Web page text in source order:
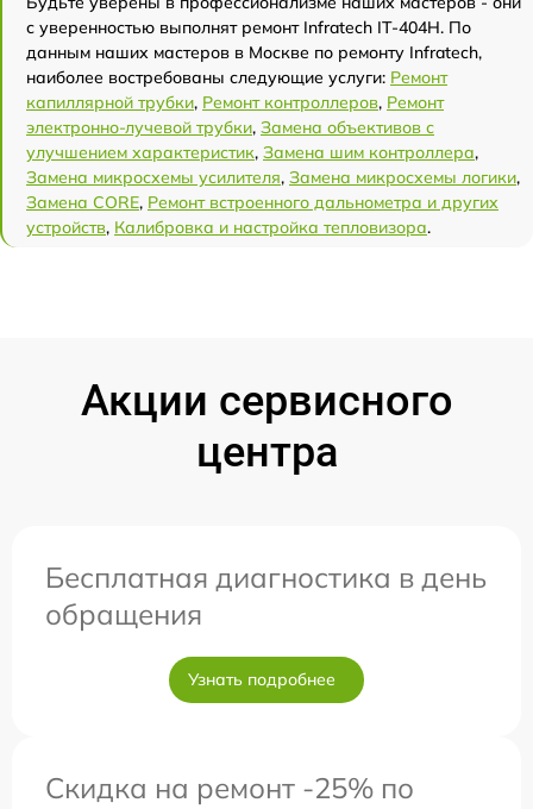
с уверенностью выполнят ремонт Infratech IT-404H. По
данным наших мастеров в Москве по ремонту Infratech,
наиболее востребованы следующие услуги: Ремонт
капиллярной трубки, Ремонт контроллеров, Ремонт
электронно-лучевой трубки, Замена объективов с
улучшением характеристик, Замена шим контроллера,
Замена микросхемы усилителя, Замена микросхемы логики,
Замена CORE, Ремонт встроенного дальнометра и других
устройств, Калибровка и настройка тепловизора.
Акции сервисного
центра
Бесплатная диагностика в день
обращения
Узнать подробнее
Скидка на ремонт -25% по